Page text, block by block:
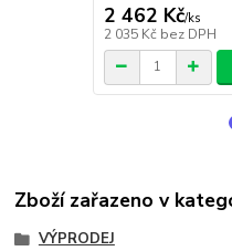
2 462 Kč/ks
2 035 Kč bez DPH
Zboží zařazeno v
VÝPRODEJ